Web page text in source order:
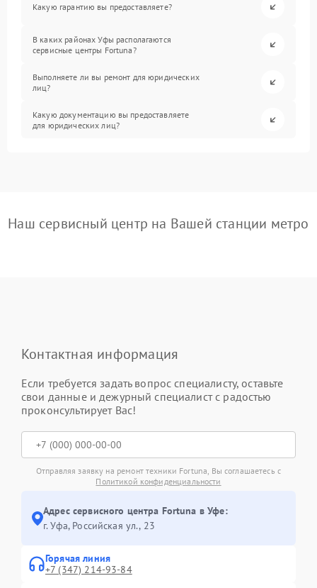
Какую гарантию вы предоставляете?
В каких районах Уфы располагаются
сервисные центры Fortuna?
Выполняете ли вы ремонт для юридических
лиц?
Какую документацию вы предоставляете
для юридических лиц?
Наш сервисный центр на Вашей станции метро
Контактная информация
Если требуется задать вопрос специалисту, оставьте
свои данные и дежурный специалист с радостью
проконсультирует Вас!
Отправляя заявку на ремонт техники Fortuna, Вы соглашаетесь с
Политикой конфиденциальности
Адрес сервисного центра Fortuna в Уфе:
г. Уфа, Российская ул., 23
Горячая линия
+7 (347) 214-93-84